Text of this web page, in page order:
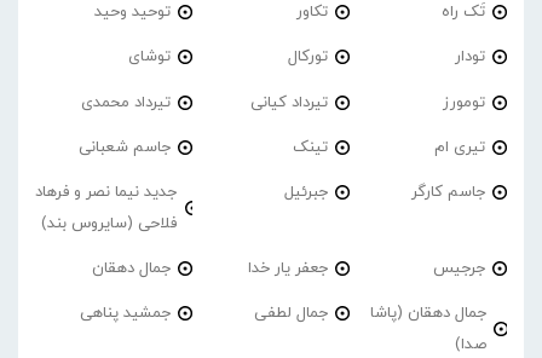
تَک راه تکاور توحید وحید
تودار تورکال توشای
تومورز تیرداد کیانی تیرداد محمدی
تیری ام تینک جاسم شعبانی
جاسم کارگر جبرئیل
جدید نیما نصر و فرهاد
فلاحی (سایروس بند)
جرجیس جعفر یار خدا جمال دهقان
جمال دهقان (پاشا
صدا)
جمال لطفی جمشید پناهی